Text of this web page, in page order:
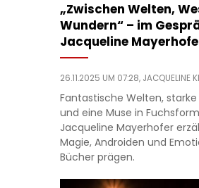
„Zwischen Welten,
Wundern“ – im
Jacqueline
26.11.2025 UM 07:28, JACQUELINE
Fantastische Welten, starke
und eine Muse in
Jacqueline Mayerhofer
Magie, Androiden und
Bücher prägen.